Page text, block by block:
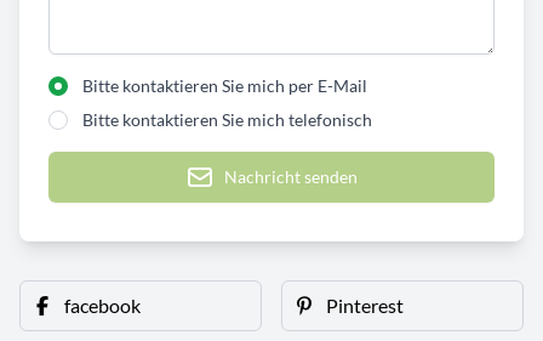
Bitte kontaktieren Sie mich per E-Mail
Bitte kontaktieren Sie mich telefonisch
Nachricht senden
facebook Pinterest